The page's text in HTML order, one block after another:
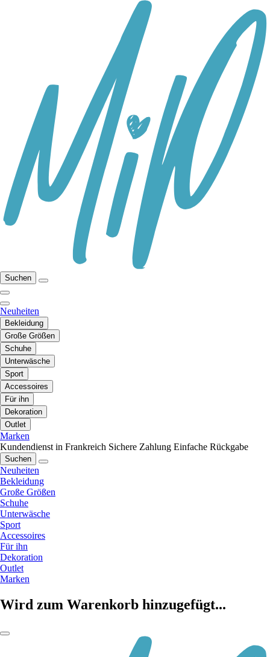
Suchen
Neuheiten
Bekleidung
Große Größen
Schuhe
Unterwäsche
Sport
Accessoires
Für ihn
Dekoration
Outlet
Marken
Kundendienst in Frankreich Sichere Zahlung Einfache Rückgabe
Suchen
Neuheiten
Bekleidung
Große Größen
Schuhe
Unterwäsche
Sport
Accessoires
Für ihn
Dekoration
Outlet
Marken
Wird zum Warenkorb hinzugefügt...